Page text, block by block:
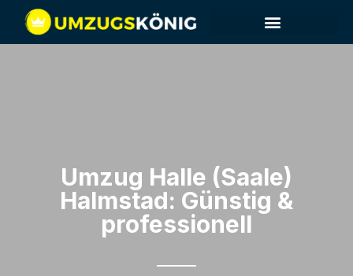
Umzug Halle (Saale)​
Halmstad: Günstig &
professionell​